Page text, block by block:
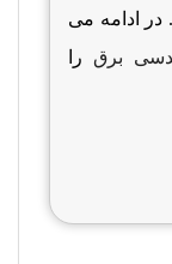
ادامه می
برق را